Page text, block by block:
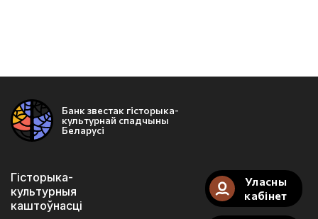
Банк звестак гісторыка-
культурнай спадчыны
Беларусі
Гісторыка-
культурныя
каштоўнасці
Уласны
кабінет